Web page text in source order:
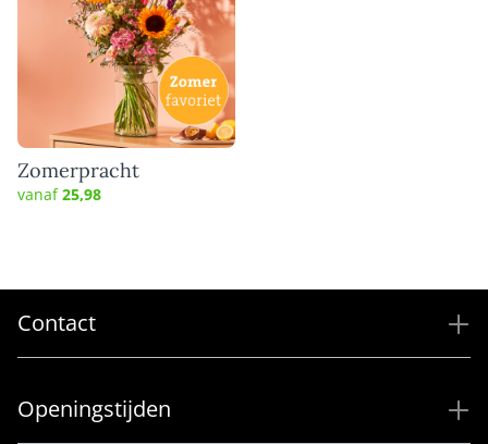
Zomerpracht
vanaf25,98
Contact
Openingstijden